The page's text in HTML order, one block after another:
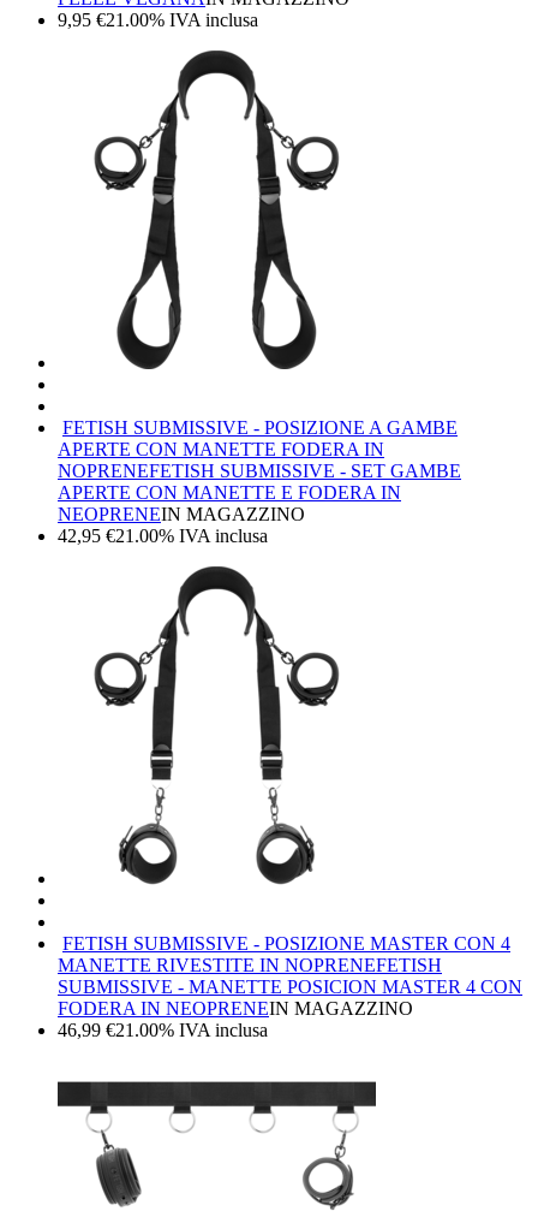
9,95 €21.00% IVA inclusa
FETISH SUBMISSIVE - POSIZIONE A GAMBE
APERTE CON MANETTE FODERA IN
NOPRENEFETISH SUBMISSIVE - SET GAMBE
APERTE CON MANETTE E FODERA IN
NEOPRENEIN MAGAZZINO
42,95 €21.00% IVA inclusa
FETISH SUBMISSIVE - POSIZIONE MASTER CON 4
MANETTE RIVESTITE IN NOPRENEFETISH
SUBMISSIVE - MANETTE POSICION MASTER 4 CON
FODERA IN NEOPRENEIN MAGAZZINO
46,99 €21.00% IVA inclusa